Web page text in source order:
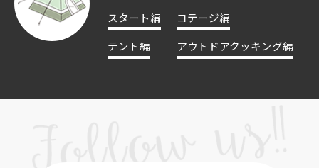
スタート編
コテージ編
テント編
アウトドアクッキング編